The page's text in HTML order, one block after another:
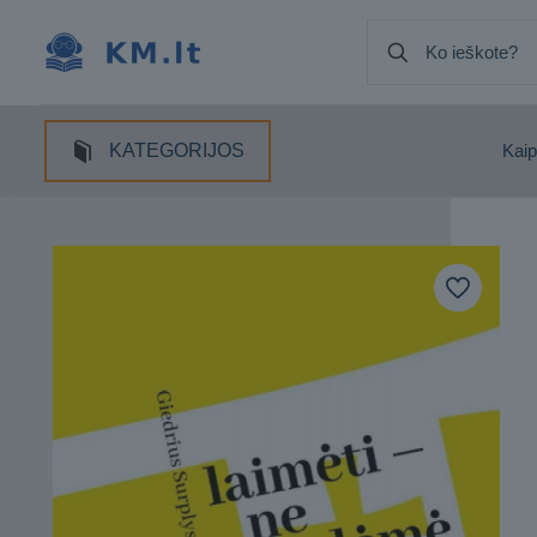
KATEGORIJOS